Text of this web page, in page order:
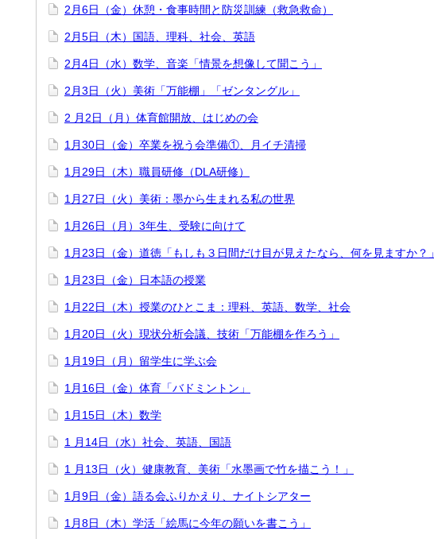
2月6日（金）休憩・食事時間と防災訓練（救急救命）
2月5日（木）国語、理科、社会、英語
2月4日（水）数学、音楽「情景を想像して聞こう」
2月3日（火）美術「万能棚」「ゼンタングル」
2 月2日（月）体育館開放、はじめの会
1月30日（金）卒業を祝う会準備①、月イチ清掃
1月29日（木）職員研修（DLA研修）
1月27日（火）美術：墨から生まれる私の世界
1月26日（月）3年生、受験に向けて
1月23日（金）道徳「もしも３日間だけ目が見えたなら、何を見ますか？」
1月23日（金）日本語の授業
1月22日（木）授業のひとこま：理科、英語、数学、社会
1月20日（火）現状分析会議、技術「万能棚を作ろう」
1月19日（月）留学生に学ぶ会
1月16日（金）体育「バドミントン」
1月15日（木）数学
1 月14日（水）社会、英語、国語
1 月13日（火）健康教育、美術「水墨画で竹を描こう！」
1月9日（金）語る会ふりかえり、ナイトシアター
1月8日（木）学活「絵馬に今年の願いを書こう」